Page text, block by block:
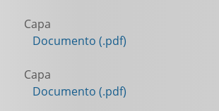
Capa
Documento (.pdf)
Capa
Documento (.pdf)